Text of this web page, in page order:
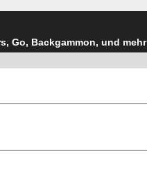
Go, Backgammon, und mehr